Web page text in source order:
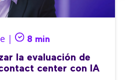
| 8 min
la evaluación de
center con IA